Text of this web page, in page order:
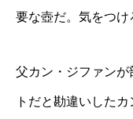
要な壺だ。気をつけ
父カン・ジファン
トだと勘違いした